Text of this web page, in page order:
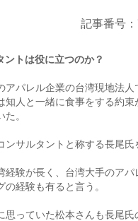
記事番号
トは役に立つのか？
アパレル企業の台湾現地法人
知人と一緒に食事をする約束
。
ンサルタントと称する長尾氏
経験が長く、台湾大手のアパ
の経験も有ると言う。
思っていた松本さんも長尾氏